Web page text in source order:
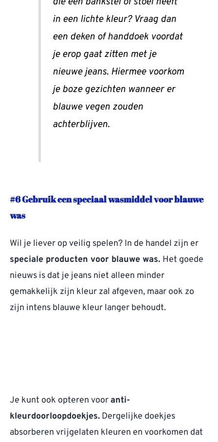
in een lichte kleur? Vraag dan
een deken of handdoek voordat
je erop gaat zitten met je
nieuwe jeans. Hiermee voorkom
je boze gezichten wanneer er
blauwe vegen zouden
achterblijven.
#6 Gebruik een speciaal wasmiddel voor blauwe
was
Wil je liever op veilig spelen? In de handel zijn er
speciale producten voor blauwe was. Het goede
nieuws is dat je jeans niet alleen minder
gemakkelijk zijn kleur zal afgeven, maar ook zo
zijn intens blauwe kleur langer behoudt.
Je kunt ook opteren voor anti-
kleurdoorloopdoekjes. Dergelijke doekjes
absorberen vrijgelaten kleuren en voorkomen dat